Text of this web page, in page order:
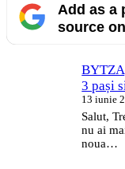
Add as a
source
BYTZA
3 pași
13 iunie
Salut,
nu ai
noua…